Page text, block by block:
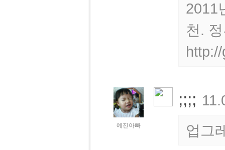
2011
천.
예진아빠
;;;;
업그